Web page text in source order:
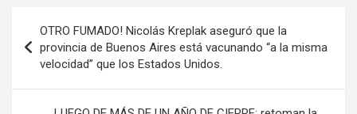
de
entradas
OTRO FUMADO! Nicolás Kreplak aseguró que la
provincia de Buenos Aires está vacunando “a la misma
velocidad” que los Estados Unidos.